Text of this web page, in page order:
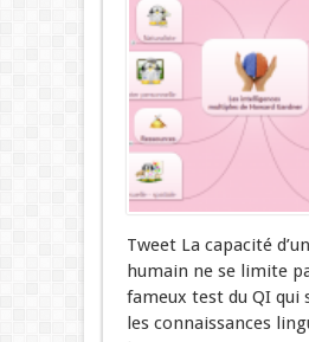
Tweet La capacité
humain ne se limite
fameux test du QI qui
les connaissances